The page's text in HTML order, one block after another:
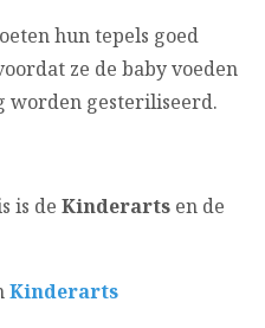
hun tepels goed
ze de baby voeden
worden gesteriliseerd.
is de Kinderarts en de
Kinderarts